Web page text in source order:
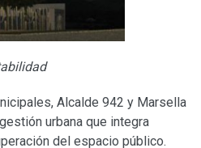
Alcalde 942 y Marsella
urbana que integra
del espacio público.